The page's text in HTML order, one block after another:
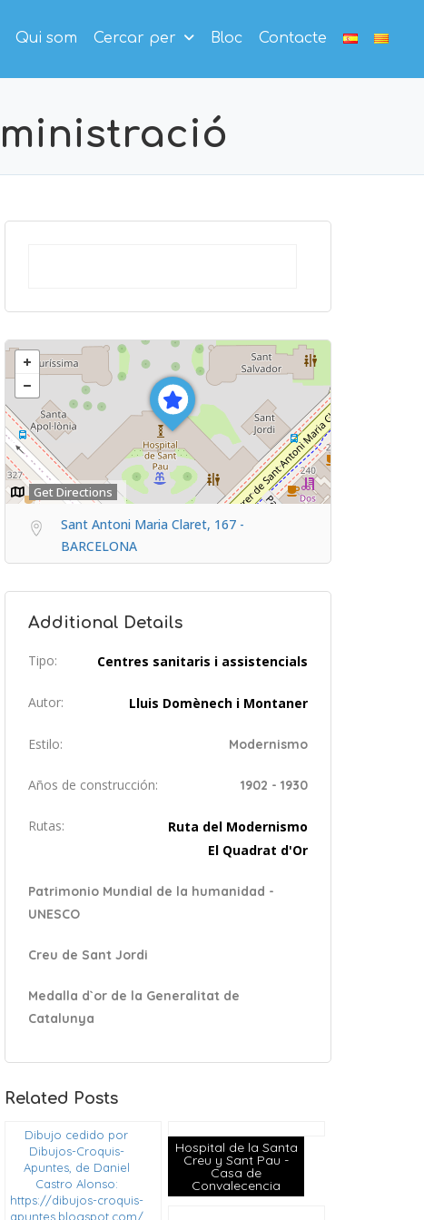
Qui som Cercar per Bloc Contacte
Get Directions
Sant Antoni Maria Claret, 167 -
BARCELONA
Additional Details
Tipo: Centres sanitaris i assistencials
Autor: Lluis Domènech i Montaner
Estilo: Modernismo
Años de construcción: 1902 - 1930
Rutas:
Ruta del Modernismo
El Quadrat d'Or
Patrimonio Mundial de la humanidad -
UNESCO
Creu de Sant Jordi
Medalla d`or de la Generalitat de
Catalunya
Related Posts
Dibujo cedido por
Dibujos-Croquis-
Apuntes, de Daniel
Castro Alonso:
https://dibujos-croquis-
apuntes.blogspot.com/
Hospital de la Santa
Creu y Sant Pau -
Casa de
Convalecencia